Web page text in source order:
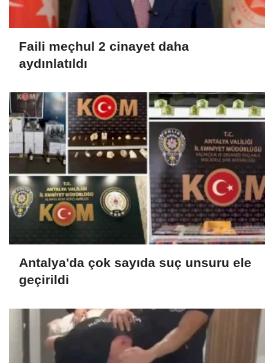
Faili meçhul 2 cinayet daha
aydınlatıldı
Antalya'da çok sayıda suç unsuru ele
geçirildi